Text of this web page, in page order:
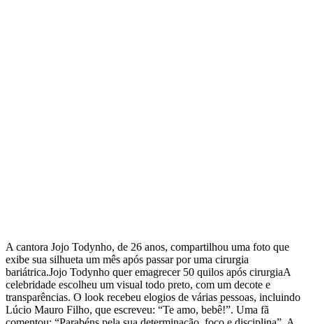
A cantora Jojo Todynho, de 26 anos, compartilhou uma foto que
exibe sua silhueta um mês após passar por uma cirurgia
bariátrica.Jojo Todynho quer emagrecer 50 quilos após cirurgiaA
celebridade escolheu um visual todo preto, com um decote e
transparências. O look recebeu elogios de várias pessoas, incluindo
Lúcio Mauro Filho, que escreveu: “Te amo, bebê!”. Uma fã